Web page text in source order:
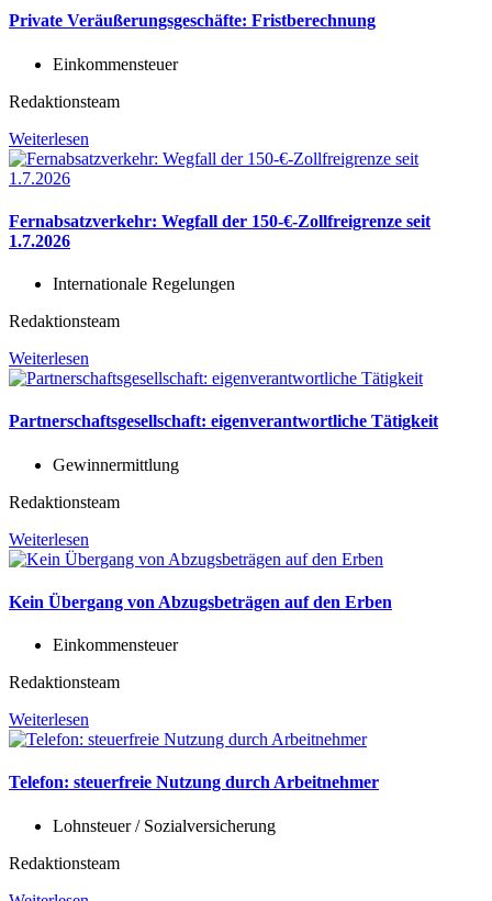
Private Veräußerungsgeschäfte: Fristberechnung
Einkommensteuer
Redaktionsteam
Weiterlesen
Fernabsatzverkehr: Wegfall der 150-€-Zollfreigrenze seit
1.7.2026
Internationale Regelungen
Redaktionsteam
Weiterlesen
Partnerschaftsgesellschaft: eigenverantwortliche Tätigkeit
Gewinnermittlung
Redaktionsteam
Weiterlesen
Kein Übergang von Abzugsbeträgen auf den Erben
Einkommensteuer
Redaktionsteam
Weiterlesen
Telefon: steuerfreie Nutzung durch Arbeitnehmer
Lohnsteuer / Sozialversicherung
Redaktionsteam